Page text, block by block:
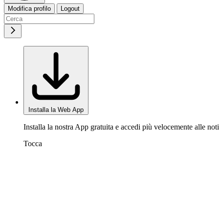
Modifica profilo Logout
Installa la Web App
Installa la nostra App gratuita e accedi più velocemente alle
Tocca